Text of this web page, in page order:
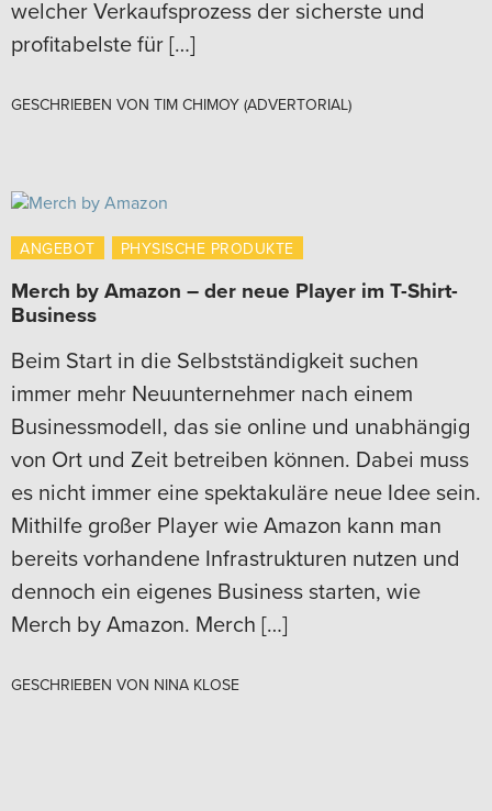
welcher Verkaufsprozess der sicherste und
profitabelste für […]
GESCHRIEBEN VON TIM CHIMOY (ADVERTORIAL)
ANGEBOT PHYSISCHE PRODUKTE
Merch by Amazon – der neue Player im T-Shirt-
Business
Beim Start in die Selbstständigkeit suchen
immer mehr Neuunternehmer nach einem
Businessmodell, das sie online und unabhängig
von Ort und Zeit betreiben können. Dabei muss
es nicht immer eine spektakuläre neue Idee sein.
Mithilfe großer Player wie Amazon kann man
bereits vorhandene Infrastrukturen nutzen und
dennoch ein eigenes Business starten, wie
Merch by Amazon. Merch […]
GESCHRIEBEN VON NINA KLOSE